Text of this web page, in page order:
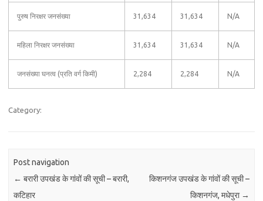
पुरुष निरक्षर जनसंख्या 31,634 31,634 N/A
महिला निरक्षर जनसंख्या 31,634 31,634 N/A
जनसंख्या घनत्व (प्रति वर्ग किमी) 2,284 2,284 N/A
Category:
Post navigation
← बरारी उपखंड के गांवों की सूची – बरारी,
कटिहार
किशनगंज उपखंड के गांवों की सूची –
किशनगंज, मधेपुरा →